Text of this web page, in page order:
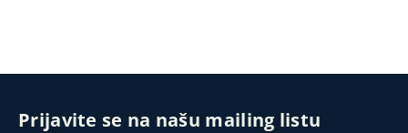
Prijavite se na našu mailing listu